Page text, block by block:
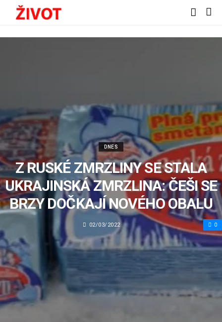
DNES
Z RUSKÉ ZMRZLINY SE STALA
UKRAJINSKÁ ZMRZLINA: ČEŠI SE
BRZY DOČKAJÍ NOVÉHO OBALU
02/03/2022 0